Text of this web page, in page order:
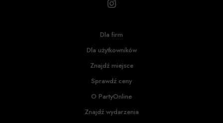
Dla firm
Dla użytkowników
Znajdź miejsce
Sprawdź ceny
O PartyOnline
Znajdź wydarzenia